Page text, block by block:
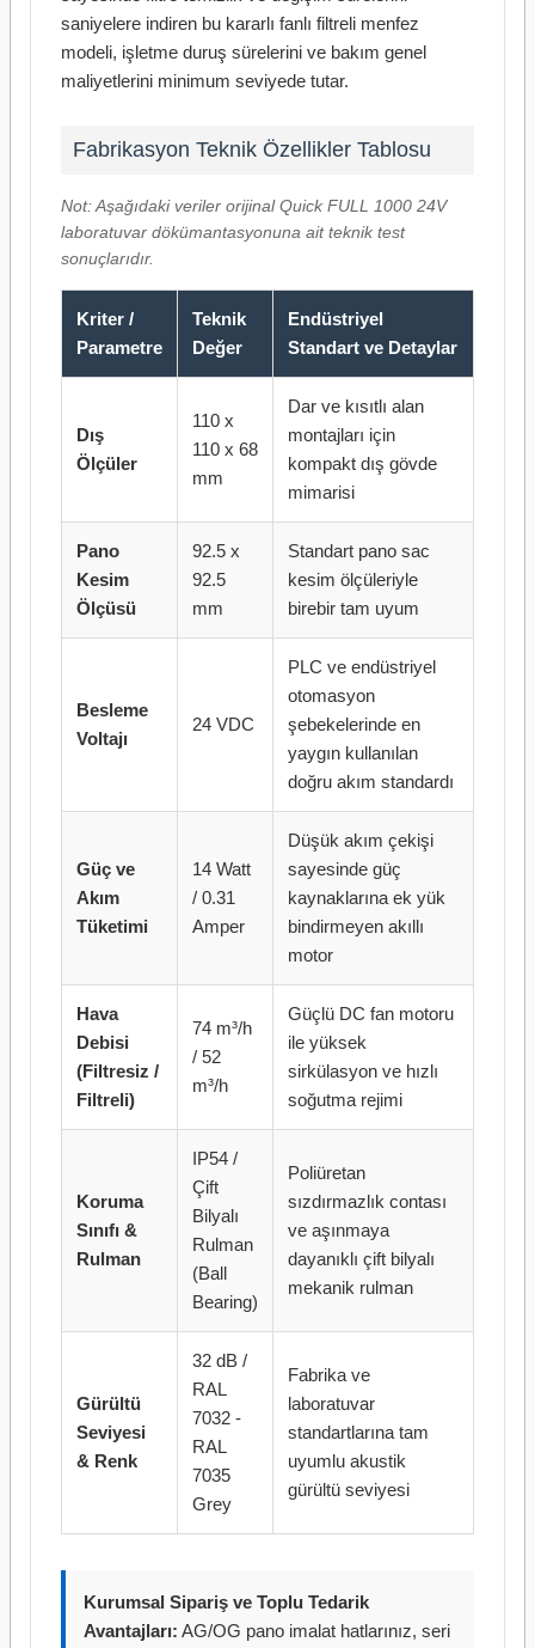
saniyelere indiren bu kararlı fanlı filtreli menfez
modeli, işletme duruş sürelerini ve bakım genel
maliyetlerini minimum seviyede tutar.
Fabrikasyon Teknik Özellikler Tablosu
Not: Aşağıdaki veriler orijinal Quick FULL 1000 24V
laboratuvar dökümantasyonuna ait teknik test
sonuçlarıdır.
Kriter /
Parametre
Teknik
Değer
Endüstriyel
Standart ve Detaylar
Dış
Ölçüler
110 x
110 x 68
mm
Dar ve kısıtlı alan
montajları için
kompakt dış gövde
mimarisi
Pano
Kesim
Ölçüsü
92.5 x
92.5
mm
Standart pano sac
kesim ölçüleriyle
birebir tam uyum
Besleme
Voltajı
24 VDC
PLC ve endüstriyel
otomasyon
şebekelerinde en
yaygın kullanılan
doğru akım standardı
Güç ve
Akım
Tüketimi
14 Watt
/ 0.31
Amper
Düşük akım çekişi
sayesinde güç
kaynaklarına ek yük
bindirmeyen akıllı
motor
Hava
Debisi
(Filtresiz /
Filtreli)
74 m³/h
/ 52
m³/h
Güçlü DC fan motoru
ile yüksek
sirkülasyon ve hızlı
soğutma rejimi
Koruma
Sınıfı &
Rulman
IP54 /
Çift
Bilyalı
Rulman
(Ball
Bearing)
Poliüretan
sızdırmazlık contası
ve aşınmaya
dayanıklı çift bilyalı
mekanik rulman
Gürültü
Seviyesi
& Renk
32 dB /
RAL
7032 -
RAL
7035
Grey
Fabrika ve
laboratuvar
standartlarına tam
uyumlu akustik
gürültü seviyesi
Kurumsal Sipariş ve Toplu Tedarik
Avantajları: AG/OG pano imalat hatlarınız, seri